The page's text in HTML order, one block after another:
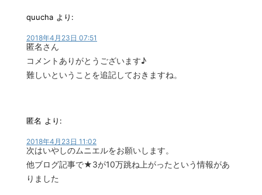
quucha より:
2018年4月23日 07:51
匿名さん
コメントありがとうございます♪
難しいということを追記しておきますね。
匿名 より:
2018年4月23日 11:02
次はいやしのムニエルをお願いします。
他ブログ記事で★3が10万跳ね上がったという情報があ
りました